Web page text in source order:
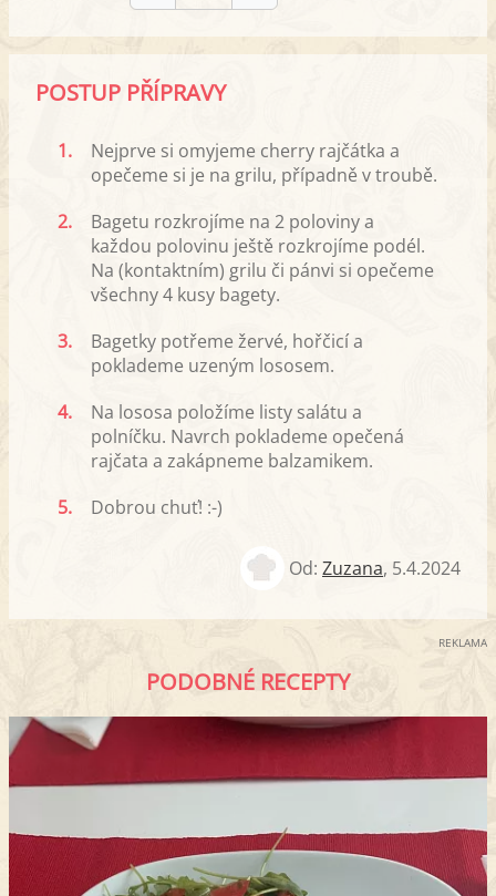
POSTUP PŘÍPRAVY
1.
Nejprve si omyjeme cherry rajčátka a
opečeme si je na grilu, případně v troubě.
2.
Bagetu rozkrojíme na 2 poloviny a
každou polovinu ještě rozkrojíme podél.
Na (kontaktním) grilu či pánvi si opečeme
všechny 4 kusy bagety.
3.
Bagetky potřeme žervé, hořčicí a
poklademe uzeným lososem.
4.
Na lososa položíme listy salátu a
polníčku. Navrch poklademe opečená
rajčata a zakápneme balzamikem.
5.
Dobrou chuť! :-)
Od: Zuzana, 5.4.2024
REKLAMA
PODOBNÉ RECEPTY